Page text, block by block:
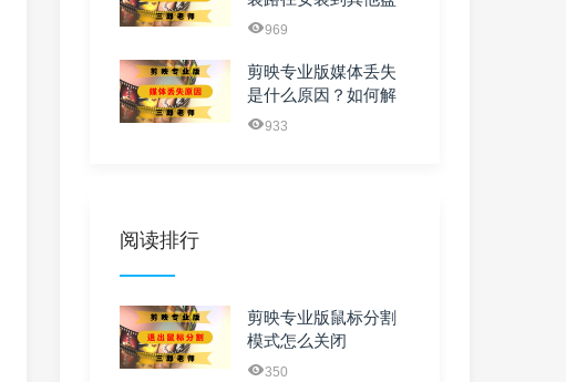
969
剪映专业版媒体丢失
是什么原因？如何解
决？
933
阅读排行
剪映专业版鼠标分割
模式怎么关闭
350